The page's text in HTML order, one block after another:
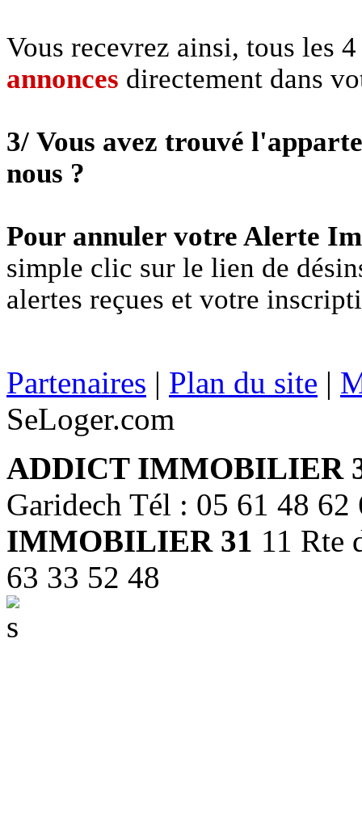
Vous recevrez ainsi, tous les
annonces directement dans
3/ Vous avez trouvé
nous ?
Pour annuler votre Alerte
simple clic sur le lien de
alertes reçues et votre
Partenaires | Plan du site |
SeLoger.com
ADDICT IMMOBILIER
Garidech Tél : 05 61 48
IMMOBILIER 31 11 Rte
63 33 52 48